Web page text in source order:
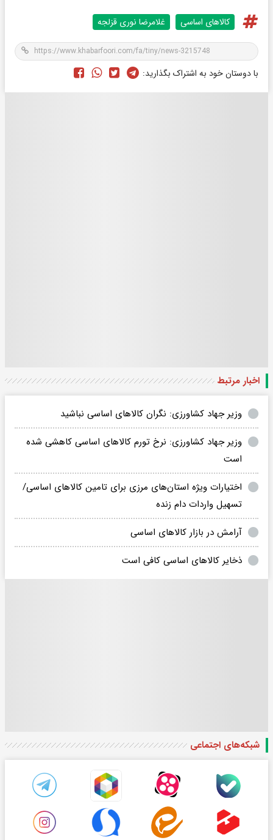
کالاهای اساسی غلامرضا نوری قزلجه
با دوستان خود به اشتراک بگذارید:
اخبار مرتبط
وزیر جهاد کشاورزی: نگران کالاهای اساسی نباشید
وزیر جهاد کشاورزی: نرخ تورم کالاهای اساسی کاهشی شده
است
اختیارات ویژه استان‌های مرزی برای تامین کالاهای اساسی/
تسهیل واردات دام زنده
آرامش در بازار کالاهای اساسی
ذخایر کالاهای اساسی کافی است
شبکه‌های اجتماعی